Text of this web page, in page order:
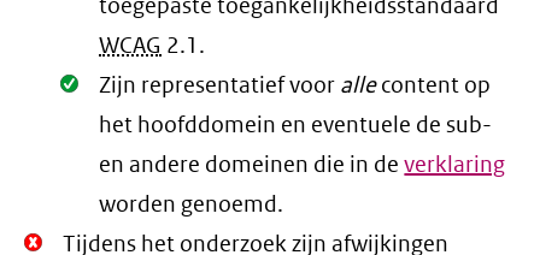
toegepaste toegankelijkheidsstandaard
WCAG 2.1 .
Oké.
Zijn representatief voor allecontent op
het hoofddomein en eventuele de sub-
en andere domeinen die in deverklaring
worden genoemd.
Niet
Tijdens het onderzoek zijn afwijkingen